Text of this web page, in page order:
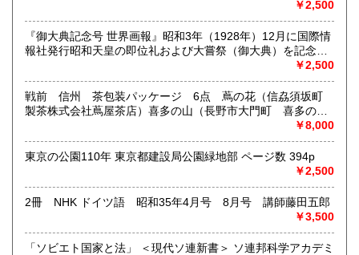
古本・骨董品の出張買取のお申込み・ご予約は、お電話・ま
たはメールにて承っております。 お気軽にお問合わせくださ
出張費は無料です。旧家、蔵のあるお宅、昭和40年以前の古
いお宅の買取は、遠方でも大歓迎です。
社会科学、美術工芸、古典籍、近代文献、外国書
ト 53枚組 解説 ごあいさつ 帙 付
￥2,500
『御大典記念号 世界画報』昭和3年（1928年）12月に国際情
報社発行昭和天皇の即位礼および大嘗祭（御大典）を記念す
るグラフ雑誌の臨時増刊号です。当時の儀式の様子や関連行
事を写した貴重な写真や解説が多数収録されています。
￥2,500
戦前 信州 茶包装パッケージ 6点 蔦の花（信劦須坂町
製茶株式会社蔦屋茶店）喜多の山（長野市大門町 喜多の園
本店）西沢園（長野県中堅町 西澤園本舗）梅の花（信州須
坂市梅の園茶店）奈良此園（信州中野町 西澤茶舗）美泉瀧
（信州長野市新町 茶間屋美濃久商店）瀧の音（信濃吉田本
￥8,000
東京の公園110年 東京都建設局公園緑地部 ページ数 394p
￥2,500
2冊 NHK ドイツ語 昭和35年4月号 8月号 講師藤田五郎
￥3,500
「ソビエト国家と法」 ＜現代ソ連新書＞ ソ連邦科学アカデミ